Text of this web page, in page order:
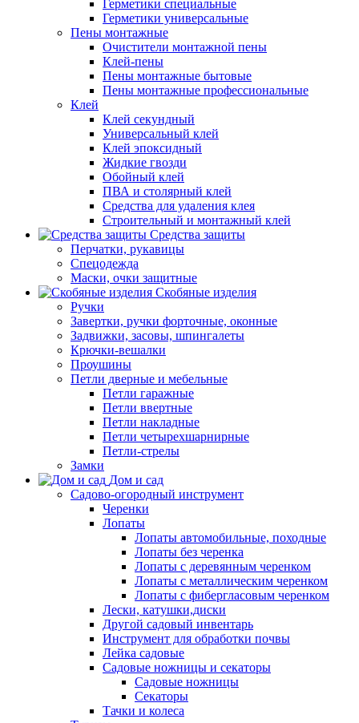
Герметики специальные
Герметики универсальные
Пены монтажные
Очистители монтажной пены
Клей-пены
Пены монтажные бытовые
Пены монтажные профессиональные
Клей
Клей секундный
Универсальный клей
Клей эпоксидный
Жидкие гвозди
Обойный клей
ПВА и столярный клей
Средства для удаления клея
Строительный и монтажный клей
Средства защиты
Перчатки, рукавицы
Спецодежда
Маски, очки защитные
Скобяные изделия
Ручки
Завертки, ручки форточные, оконные
Задвижки, засовы, шпингалеты
Крючки-вешалки
Проушины
Петли дверные и мебельные
Петли гаражные
Петли ввертные
Петли накладные
Петли четырехшарнирные
Петли-стрелы
Замки
Дом и сад
Садово-огородный инструмент
Черенки
Лопаты
Лопаты автомобильные, походные
Лопаты без черенка
Лопаты с деревянным черенком
Лопаты с металлическим черенком
Лопаты с фибергласовым черенком
Лески, катушки,диски
Другой садовый инвентарь
Инструмент для обработки почвы
Лейка садовые
Садовые ножницы и секаторы
Садовые ножницы
Секаторы
Тачки и колеса